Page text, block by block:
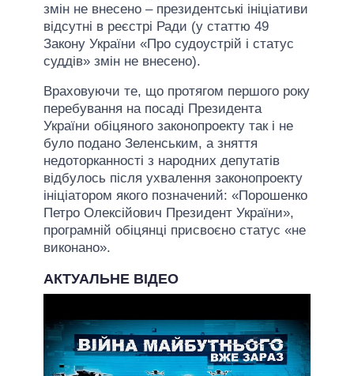
змін не внесено – президентські ініціативи
відсутні в реєстрі Ради (у статтю 49
Закону України «Про судоустрій і статус
суддів» змін не внесено).
Враховуючи те, що протягом першого року
перебування на посаді Президента
України обіцяного законопроекту так і не
було подано Зеленським, а зняття
недоторканності з народних депутатів
відбулось після ухвалення законопроекту
ініціатором якого позначений: «Порошенко
Петро Олексійович Президент України»,
програмній обіцянці присвоєно статус «не
виконано».
АКТУАЛЬНЕ ВІДЕО